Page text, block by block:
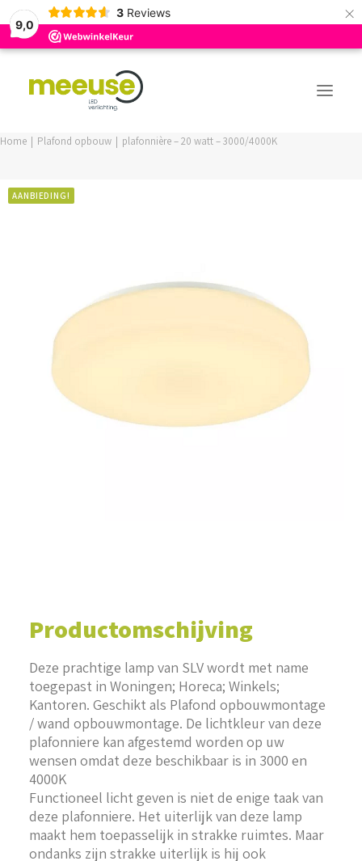
9,0
3 Reviews ×
BUDGET ASSORTIMENT
WINKELWAGEN
Home Plafond opbouw plafonnière – 20 watt – 3000/4000K
AANBIEDING!
Productomschijving
Deze prachtige lamp van SLV wordt met name
toegepast in Woningen; Horeca; Winkels;
Kantoren. Geschikt als Plafond opbouwmontage
/ wand opbouwmontage. De lichtkleur van deze
plafonniere kan afgestemd worden op uw
wensen omdat deze beschikbaar is in 3000 en
4000K
Functioneel licht geven is niet de enige taak van
deze plafonniere. Het uiterlijk van deze lamp
maakt hem toepasselijk in strakke ruimtes. Maar
ondanks zijn strakke uiterlijk is hij ook